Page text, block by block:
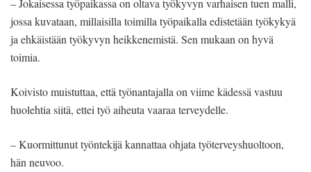
– Jokaisessa työpaikassa on oltava työkyvyn varhaisen tuen malli,
jossa kuvataan, millaisilla toimilla työpaikalla edistetään työkykyä
ja ehkäistään työkyvyn heikkenemistä. Sen mukaan on hyvä
toimia.
Koivisto muistuttaa, että työnantajalla on viime kädessä vastuu
huolehtia siitä, ettei työ aiheuta vaaraa terveydelle.
– Kuormittunut työntekijä kannattaa ohjata työterveyshuoltoon,
hän neuvoo.